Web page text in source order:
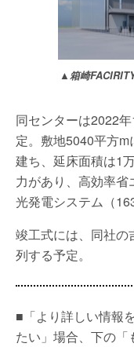
▲箱崎
同センターは2022
定。敷地5040平方
建ち、延床面積は1
力があり、高効率
光発電システム（
竣工式には、同社の
列する予定。
■「より詳しい情報
たい」場合、下の「